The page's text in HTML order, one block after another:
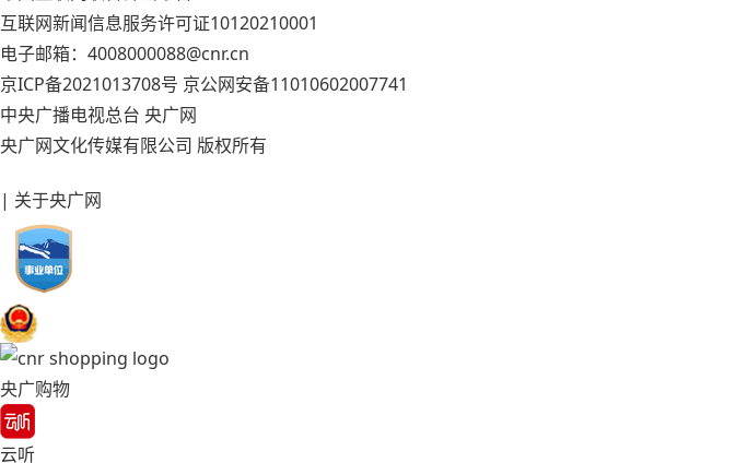
互联网新闻信息服务许可证10120210001
电子邮箱：4008000088@cnr.cn
京ICP备2021013708号 京公网安备11010602007741
中央广播电视总台 央广网
央广网文化传媒有限公司 版权所有
| 关于央广网
央广购物
云听